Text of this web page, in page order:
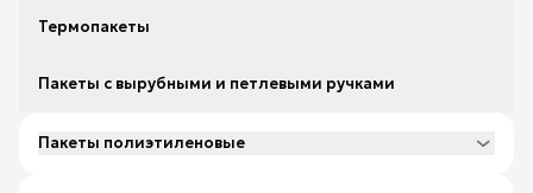
Термопакеты
Пакеты с вырубными и петлевыми ручками
Пакеты полиэтиленовые